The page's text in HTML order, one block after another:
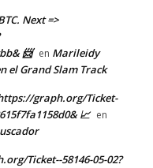
Next =>
📨 en Marileidy
el Grand Slam Track
https://graph.org/Ticket-
📈 en
Ticket--58146-05-02?